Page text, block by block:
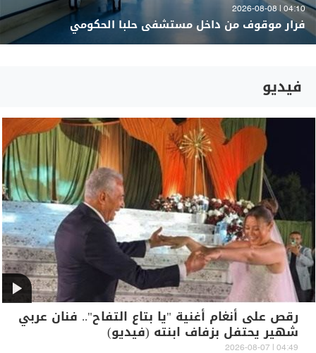
04:10 | 2026-08-08
فرار موقوف من داخل مستشفى حلبا الحكومي
فيديو
رقص على أنغام أغنية "يا بتاع التفاح".. فنان عربي
شهير يحتفل بزفاف ابنته (فيديو)
04:49 | 2026-08-07